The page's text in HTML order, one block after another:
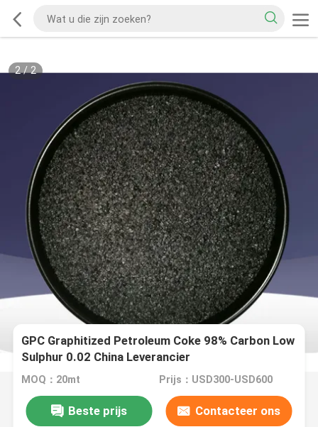
2/2
GPC Graphitized Petroleum Coke 98% Carbon Low
Sulphur 0.02 China Leverancier
MOQ：20mt Prijs：USD300-USD600
Beste prijs Contacteer ons